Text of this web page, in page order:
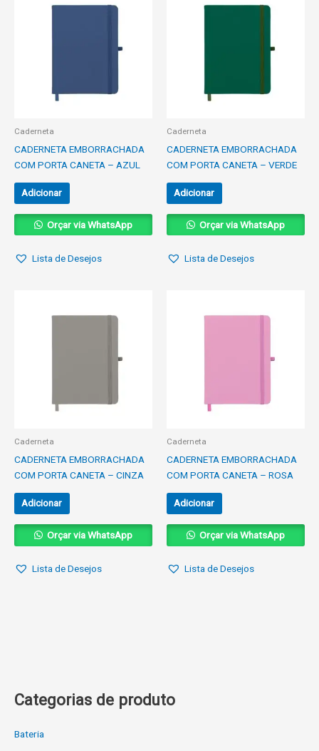
Categorias de produto
Bateria
Caderneta
CADERNETA EMBORRACHADA
COM PORTA CANETA – AZUL
Adicionar
Orçar via WhatsApp
Lista de Desejos
Caderneta
CADERNETA EMBORRACHADA
COM PORTA CANETA – VERDE
Adicionar
Orçar via WhatsApp
Lista de Desejos
Caderneta
CADERNETA EMBORRACHADA
COM PORTA CANETA – CINZA
Adicionar
Orçar via WhatsApp
Lista de Desejos
Caderneta
CADERNETA EMBORRACHADA
COM PORTA CANETA – ROSA
Adicionar
Orçar via WhatsApp
Lista de Desejos